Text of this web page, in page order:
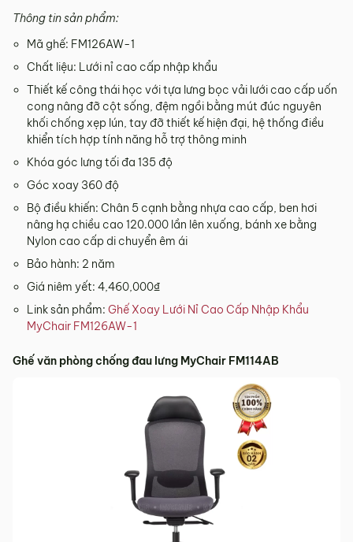
Thông tin sản phẩm:
Mã ghế: FM126AW-1
Chất liệu: Lưới nỉ cao cấp nhập khẩu
Thiết kế công thái học với tựa lưng bọc vải lưới cao cấp uốn
cong nâng đỡ cột sống, đệm ngồi bằng mút đúc nguyên
khối chống xẹp lún, tay đỡ thiết kế hiện đại, hệ thống điều
khiển tích hợp tính năng hỗ trợ thông minh
Khóa góc lưng tối đa 135 độ
Góc xoay 360 độ
Bộ điều khiến: Chân 5 cạnh bằng nhựa cao cấp, ben hơi
nâng hạ chiều cao 120.000 lần lên xuống, bánh xe bằng
Nylon cao cấp di chuyển êm ái
Bảo hành: 2 năm
Giá niêm yết: 4,460,000₫
Link sản phẩm: Ghế Xoay Lưới Nỉ Cao Cấp Nhập Khẩu
MyChair FM126AW-1
Ghế văn phòng chống đau lưng MyChair FM114AB